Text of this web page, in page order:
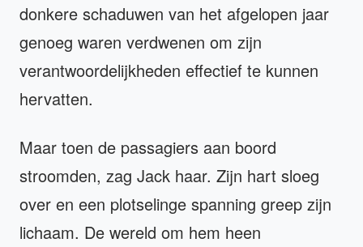
donkere schaduwen van het afgelopen jaar
genoeg waren verdwenen om zijn
verantwoordelijkheden effectief te kunnen
hervatten.
Maar toen de passagiers aan boord
stroomden, zag Jack haar. Zijn hart sloeg
over en een plotselinge spanning greep zijn
lichaam. De wereld om hem heen